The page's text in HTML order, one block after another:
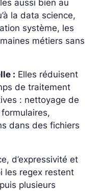
aussi bien au
la data science,
système, les
métiers sans
: Elles réduisent
de traitement
: nettoyage de
dans des fichiers
d’expressivité et
les regex restent
plusieurs